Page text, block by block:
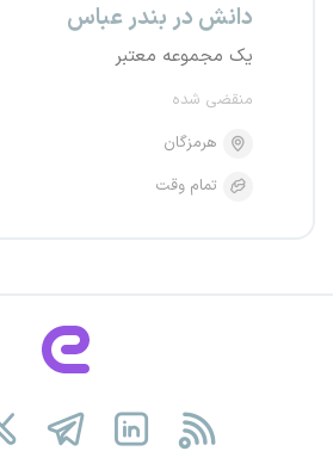
دانش در بندر عباس
یک مجموعه معتبر
منقضی شده
هرمزگان
تمام وقت